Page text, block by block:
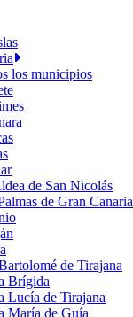
los municipios
de San Nicolás
de Gran Canaria
de Tirajana
Brígida
Lucía de Tirajana
María de Guía